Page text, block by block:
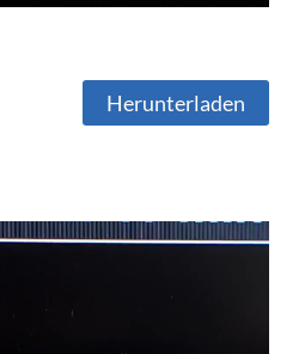
Herunterladen